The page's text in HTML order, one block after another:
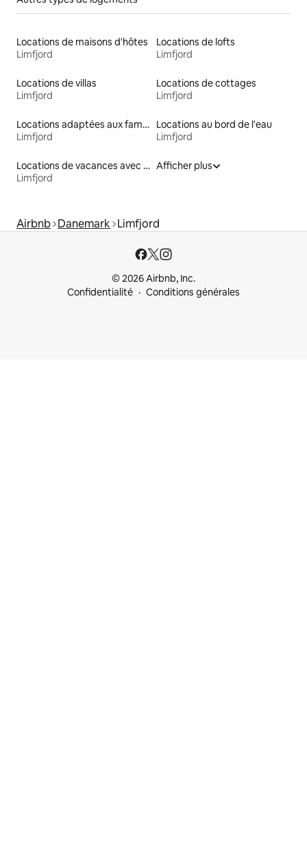
Locations de maisons d'hôtes
Limfjord
Locations de lofts
Limfjord
Locations de villas
Limfjord
Locations de cottages
Limfjord
Locations adaptées aux familles
Limfjord
Locations au bord de l'eau
Limfjord
Locations de vacances avec piscine
Limfjord
Afficher plus
Airbnb Danemark Limfjord
© 2026 Airbnb, Inc.
Confidentialité
Conditions générales